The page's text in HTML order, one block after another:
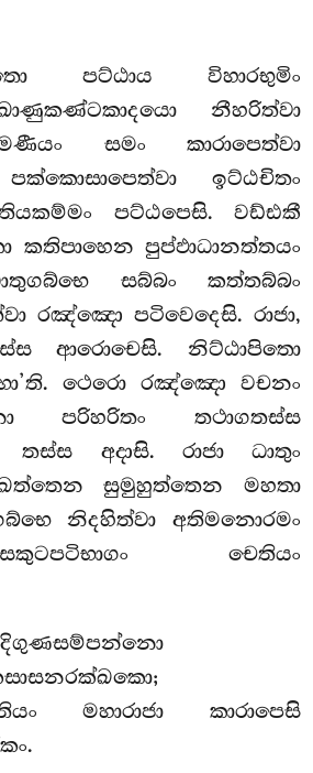
පට්ඨාය විහාරභුමිං
නීහරිත්වා
සමං කාරාපෙත්වා
ඉට්ඨචිතං
පට්ඨපෙසි. වඩ්ඪකී
පුප්ඵාධානත්තයං
සබ්බං කත්තබ්බං
රඤ්ඤො පටිවෙදෙසි. රාජා,
ආරොචෙසි. නිට්ඨාපිතො
ථෙරො රඤ්ඤො වචනං
පරිහරිතං තථාගතස්ස
තස්ස අදාසි. රාජා ධාතුං
සුමුහුත්තෙන මහතා
නිදහිත්වා අතිමනොරමං
චෙතියං
මහාරාජා කාරාපෙසි